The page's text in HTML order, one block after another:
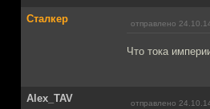
Сталкер отправлено
Что тока
Alex_TAV отправлено